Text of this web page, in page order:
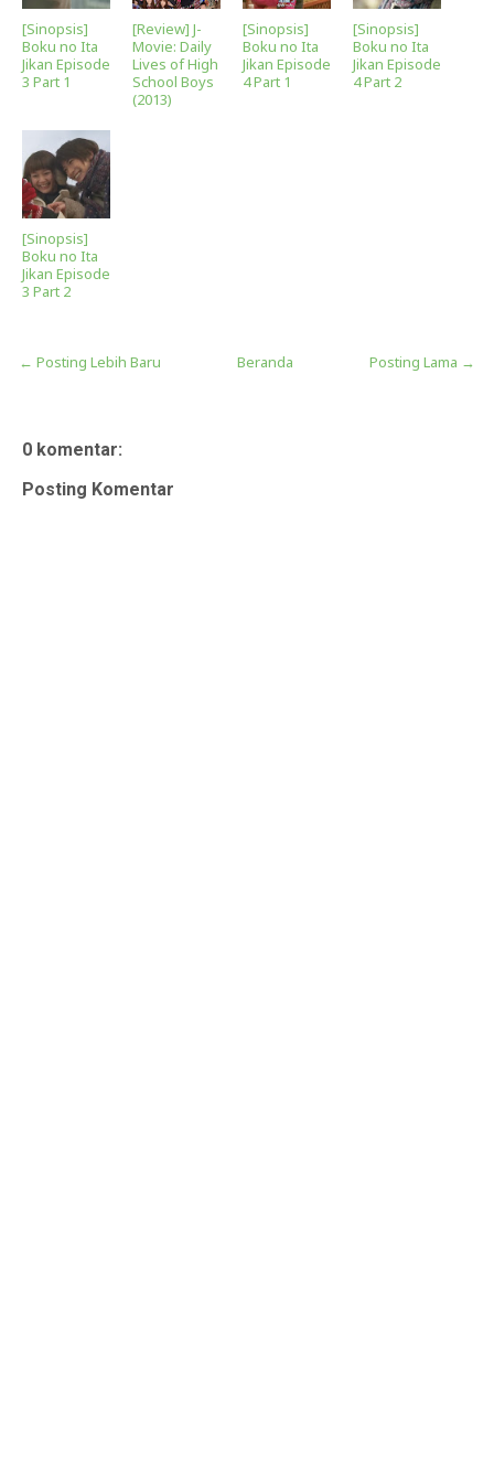
[Sinopsis]
Boku no Ita
Jikan Episode
3 Part 1
[Review] J-
Movie: Daily
Lives of High
School Boys
(2013)
[Sinopsis]
Boku no Ita
Jikan Episode
4 Part 1
[Sinopsis]
Boku no Ita
Jikan Episode
4 Part 2
[Sinopsis]
Boku no Ita
Jikan Episode
3 Part 2
← Posting Lebih Baru Posting Lama →
Beranda
0 komentar:
Posting Komentar